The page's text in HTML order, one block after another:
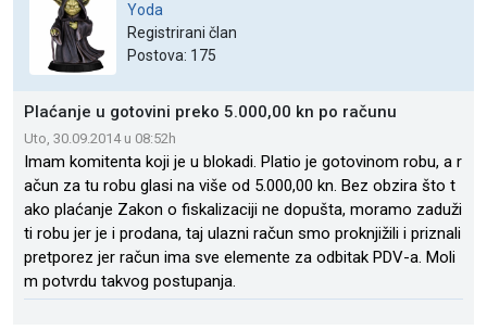
Yoda
Registrirani član
Postova: 175
Plaćanje u gotovini preko 5.000,00 kn po računu
Uto, 30.09.2014 u 08:52h
Imam komitenta koji je u blokadi. Platio je gotovinom robu, a r
ačun za tu robu glasi na više od 5.000,00 kn. Bez obzira što t
ako plaćanje Zakon o fiskalizaciji ne dopušta, moramo zaduži
ti robu jer je i prodana, taj ulazni račun smo proknjižili i priznali
pretporez jer račun ima sve elemente za odbitak PDV-a. Moli
m potvrdu takvog postupanja.